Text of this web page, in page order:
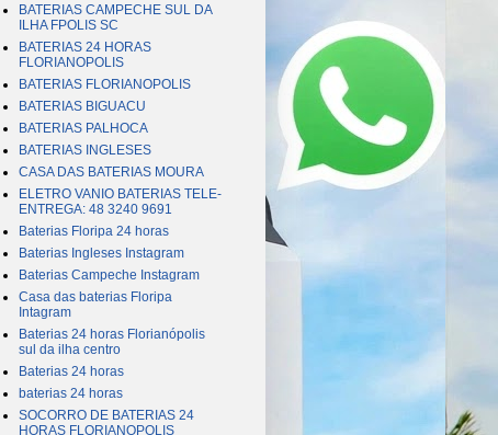
BATERIAS CAMPECHE SUL DA
ILHA FPOLIS SC
BATERIAS 24 HORAS
FLORIANOPOLIS
BATERIAS FLORIANOPOLIS
BATERIAS BIGUACU
BATERIAS PALHOCA
BATERIAS INGLESES
CASA DAS BATERIAS MOURA
ELETRO VANIO BATERIAS TELE-
ENTREGA: 48 3240 9691
Baterias Floripa 24 horas
Baterias Ingleses Instagram
Baterias Campeche Instagram
Casa das baterias Floripa
Intagram
Baterias 24 horas Florianópolis
sul da ilha centro
Baterias 24 horas
baterias 24 horas
SOCORRO DE BATERIAS 24
HORAS FLORIANOPOLIS